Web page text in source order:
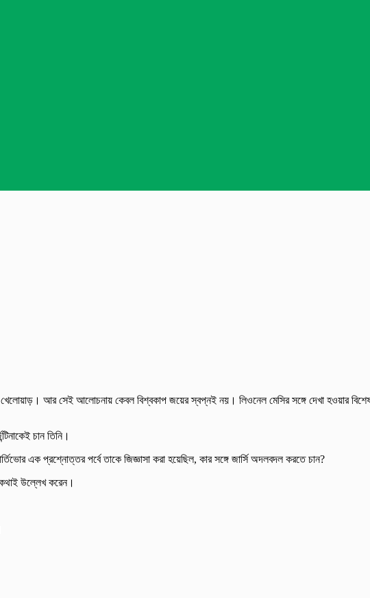
খেলোয়াড়। আর সেই আলোচনায় কেবল বিশ্বকাপ জয়ের স্বপ্নই নয়। লিওনেল মেসির সঙ্গে দেখা হওয়ার
চান তিনি।
এক প্রশ্নোত্তর পর্বে তাকে জিজ্ঞাসা করা হয়েছিল, কার সঙ্গে জার্সি অদলবদল করতে চান?
উল্লেখ করেন।